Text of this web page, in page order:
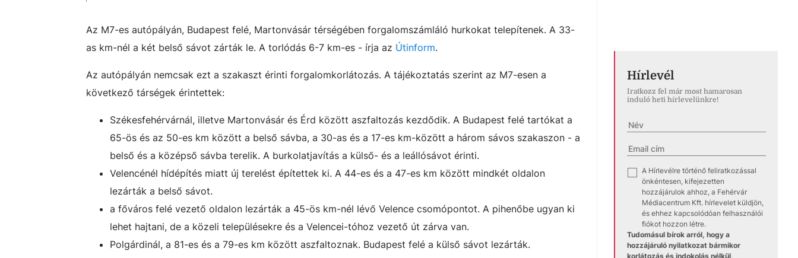
Az M7-es autópályán, Budapest felé, Martonvásár térségében forgalomszámláló hurkokat telepítenek. A 33-
as km-nél a két belső sávot zárták le. A torlódás 6-7 km-es - írja az Útinform.
Az autópályán nemcsak ezt a szakaszt érinti forgalomkorlátozás. A tájékoztatás szerint az M7-esen a
következő társégek érintettek:
Székesfehérvárnál, illetve Martonvásár és Érd között aszfaltozás kezdődik. A Budapest felé tartókat a
65-ös és az 50-es km között a belső sávba, a 30-as és a 17-es km-között a három sávos szakaszon - a
belső és a középső sávba terelik. A burkolatjavítás a külső- és a leállósávot érinti.
Velencénél hídépítés miatt új terelést építettek ki. A 44-es és a 47-es km között mindkét oldalon
lezárták a belső sávot.
a főváros felé vezető oldalon lezárták a 45-ös km-nél lévő Velence csomópontot. A pihenőbe ugyan ki
lehet hajtani, de a közeli településekre és a Velencei-tóhoz vezető út zárva van.
Polgárdinál, a 81-es és a 79-es km között aszfaltoznak. Budapest felé a külső sávot lezárták.
Hírlevél
Iratkozz fel már most hamarosan
induló heti hírlevelünkre!
✓
A Hírlevélre történő feliratkozással
önkéntesen, kifejezetten
hozzájárulok ahhoz, a Fehérvár
Médiacentrum Kft. hírlevelet küldjön,
és ehhez kapcsolódóan felhasználói
fiókot hozzon létre.
Tudomásul bírok arról, hogy a
hozzájáruló nyilatkozat bármikor
korlátozás és indokolás nélkül,